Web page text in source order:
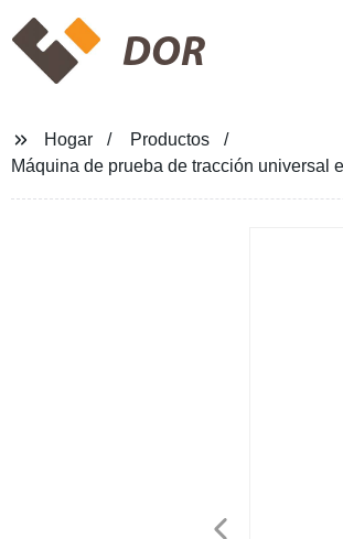
DOR
Hogar
Productos
Máquina de prueba de tracción universal